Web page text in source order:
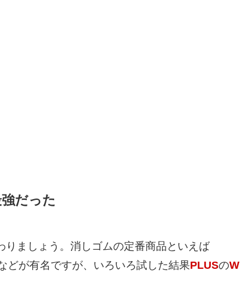
だった
ましょう。消しゴムの定番商品といえば
どが有名ですが、いろいろ試した結果PLUSのW